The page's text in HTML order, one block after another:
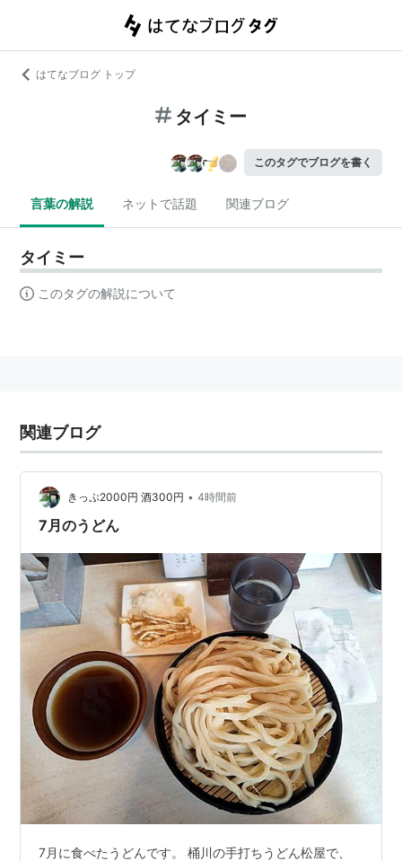
はてなブログ トップ
タイミー
このタグでブログを書く
言葉の解説 ネットで話題 関連ブログ
タイミー
このタグの解説について
関連ブログ
きっぷ2000円 酒300円 • 4時間前
7月のうどん
7月に食べたうどんです。 桶川の手打ちうどん松屋で、